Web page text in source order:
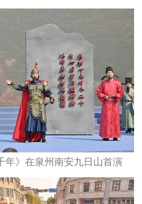
年》在泉州南安九日山首演